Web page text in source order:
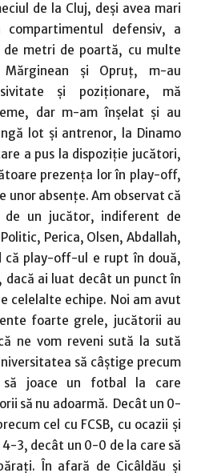
de la Cluj, deşi avea mari
defensiv, a
metri de poartă, cu multe
şi Opruţ, m-au
şi poziţionare, mă
dar m-am înşelat şi au
lot şi antrenor, la Dinamo
a pus la dispoziţie jucători,
prezenţa lor în play-off,
unor absenţe. Am observat că
de un jucător, indiferent de
Perica, Olsen, Abdallah,
că play-off-ul e rupt în două,
dacă ai luat decât un punct în
celelalte echipe. Noi am avut
foarte grele, jucătorii au
ne vom reveni sută la sută
să câştige precum
să joace un fotbal la care
să nu adoarmă. Decât un 0-
cel cu FCSB, cu ocazii şi
3, decât un 0-0 de la care să
În afară de Cicâldău şi